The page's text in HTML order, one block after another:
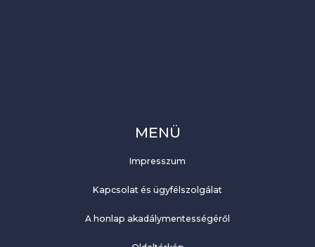
MENÜ
Impresszum
Kapcsolat és ügyfélszolgálat
A honlap akadálymentességéről